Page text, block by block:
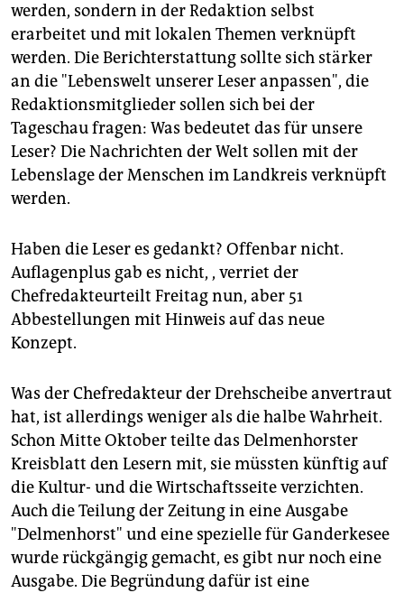
werden, sondern in der Redaktion selbst
erarbeitet und mit lokalen Themen verknüpft
werden. Die Berichterstattung sollte sich stärker
an die "Lebenswelt unserer Leser anpassen", die
Redaktionsmitglieder sollen sich bei der
Tageschau fragen: Was bedeutet das für unsere
Leser? Die Nachrichten der Welt sollen mit der
Lebenslage der Menschen im Landkreis verknüpft
werden.
Haben die Leser es gedankt? Offenbar nicht.
Auflagenplus gab es nicht, , verriet der
Chefredakteurteilt Freitag nun, aber 51
Abbestellungen mit Hinweis auf das neue
Konzept.
Was der Chefredakteur der Drehscheibe anvertraut
hat, ist allerdings weniger als die halbe Wahrheit.
Schon Mitte Oktober teilte das Delmenhorster
Kreisblatt den Lesern mit, sie müssten künftig auf
die Kultur- und die Wirtschaftsseite verzichten.
Auch die Teilung der Zeitung in eine Ausgabe
"Delmenhorst" und eine spezielle für Ganderkesee
wurde rückgängig gemacht, es gibt nur noch eine
Ausgabe. Die Begründung dafür ist eine